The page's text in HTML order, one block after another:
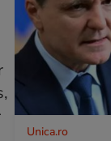
Unica.ro